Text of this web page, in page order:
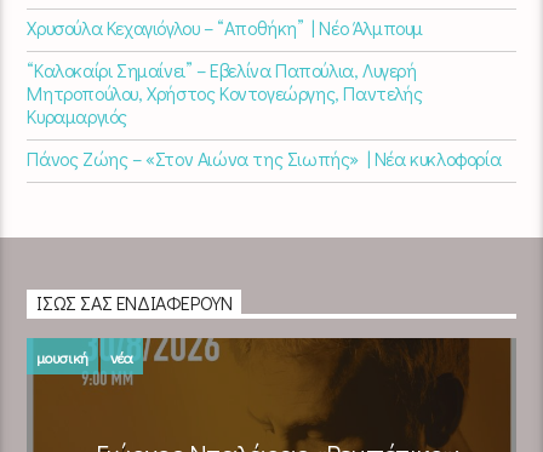
Χρυσούλα Κεχαγιόγλου – “Αποθήκη” | Νέο Άλμπουμ
“Καλοκαίρι Σημαίνει” – Εβελίνα Παπούλια, Λυγερή
Μητροπούλου, Χρήστος Κοντογεώργης, Παντελής
Κυραμαργιός
Πάνος Ζώης – «Στον Αιώνα της Σιωπής» | Νέα κυκλοφορία
ΊΣΩΣ ΣΑΣ ΕΝΔΙΑΦΈΡΟΥΝ
μουσική νέα